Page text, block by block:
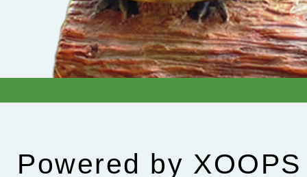
Powered by XOOPS